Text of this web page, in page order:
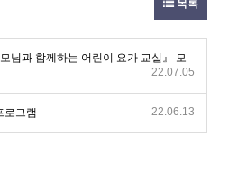
목록
님과 함께하는 어린이 요가 교실』 모
22.07.05
로그램 22.06.13